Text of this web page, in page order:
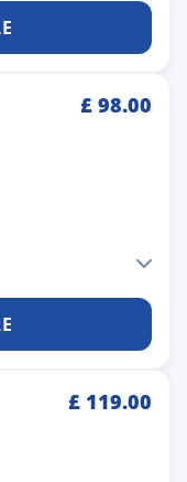
£ 98.00
£ 119.00